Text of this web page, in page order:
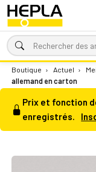
Boutique › Actuel ›
allemand en carton
Prix et fonction
enregistrés.